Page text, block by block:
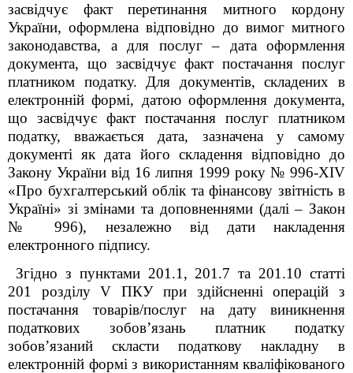
засвідчує факт перетинання митного кордону
України, оформлена відповідно до вимог митного
законодавства, а для послуг – дата оформлення
документа, що засвідчує факт постачання послуг
платником податку. Для документів, складених в
електронній формі, датою оформлення документа,
що засвідчує факт постачання послуг платником
податку, вважається дата, зазначена у самому
документі як дата його складення відповідно до
Закону України від 16 липня 1999 року № 996-XIV
«Про бухгалтерський облік та фінансову звітність в
Україні» зі змінами та доповненнями (далі – Закон
№ 996), незалежно від дати накладення
електронного підпису.
Згідно з пунктами 201.1, 201.7 та 201.10 статті
201 розділу V ПКУ при здійсненні операцій з
постачання товарів/послуг на дату виникнення
податкових зобов’язань платник податку
зобов’язаний скласти податкову накладну в
електронній формі з використанням кваліфікованого